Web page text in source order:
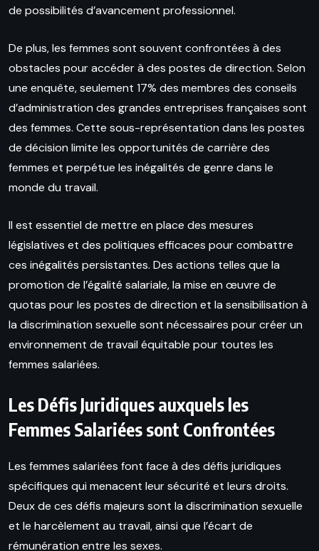
de possibilités d’avancement professionnel.
De plus, les femmes sont souvent confrontées à des
obstacles pour accéder à des postes de direction. Selon
une enquête, seulement 17% des membres des conseils
d’administration des grandes entreprises françaises sont
des femmes. Cette sous-représentation dans les postes
de décision limite les opportunités de carrière des
femmes et perpétue les inégalités de genre dans le
monde du travail.
Il est essentiel de mettre en place des mesures
législatives et des politiques efficaces pour combattre
ces inégalités persistantes. Des actions telles que la
promotion de l’égalité salariale, la mise en œuvre de
quotas pour les postes de direction et la sensibilisation à
la discrimination sexuelle sont nécessaires pour créer un
environnement de travail équitable pour toutes les
femmes salariées.
Les Défis Juridiques auxquels les
Femmes Salariées sont Confrontées
Les femmes salariées font face à des défis juridiques
spécifiques qui menacent leur sécurité et leurs droits.
Deux de ces défis majeurs sont la discrimination sexuelle
et le harcèlement au travail, ainsi que l’écart de
rémunération entre les sexes.